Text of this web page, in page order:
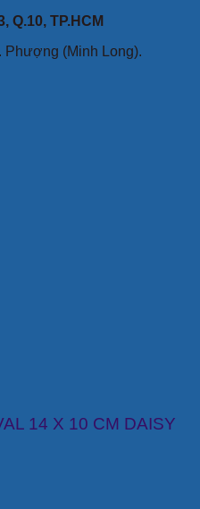
Q.10, TP.HCM
Phượng (Minh Long).
14 X 10 CM DAISY